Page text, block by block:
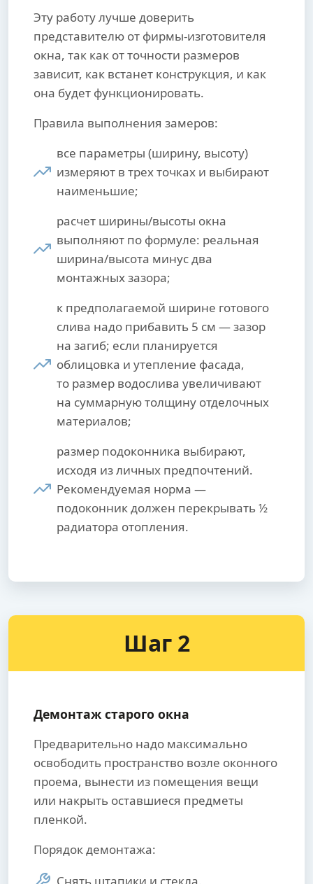
Эту работу лучше доверить
представителю от фирмы-изготовителя
окна, так как от точности размеров
зависит, как встанет конструкция, и как
она будет функционировать.
Правила выполнения замеров:
все параметры (ширину, высоту)
измеряют в трех точках и выбирают
наименьшие;
расчет ширины/высоты окна
выполняют по формуле: реальная
ширина/высота минус два
монтажных зазора;
к предполагаемой ширине готового
слива надо прибавить 5 см — зазор
на загиб; если планируется
облицовка и утепление фасада,
то размер водослива увеличивают
на суммарную толщину отделочных
материалов;
размер подоконника выбирают,
исходя из личных предпочтений.
Рекомендуемая норма —
подоконник должен перекрывать ½
радиатора отопления.
Шаг 2
Демонтаж старого окна
Предварительно надо максимально
освободить пространство возле оконного
проема, вынести из помещения вещи
или накрыть оставшиеся предметы
пленкой.
Порядок демонтажа:
Снять штапики и стекла.